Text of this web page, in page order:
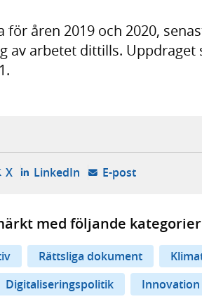
för åren 2019 och 2020,
av arbetet dittills. Uppdraget
i ny flik, extern webbplats,
X- öppnas i ny flik, extern webbplats,
LinkedIn- öppnas i ny flik,
E-post- öppnar din
med följande kategorier
Rättsliga dokument
Digitaliseringspolitik Innovation